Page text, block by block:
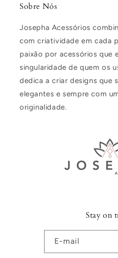
Sobre Nós
Josepha Acessórios
com criatividade em cada
paixão por acessórios que
singularidade de quem os
dedica a criar designs que
elegantes e sempre com
originalidade.
Stay on
E-mail